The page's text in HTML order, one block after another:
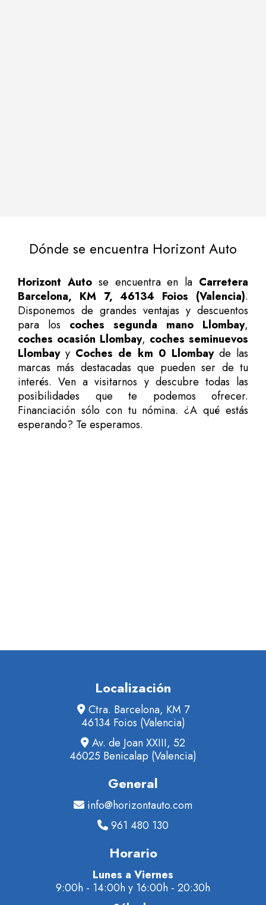
Dónde se encuentra Horizont Auto
Horizont Autose encuentra en la Carretera
Barcelona, KM 7, 46134 Foios (Valencia).
Disponemos de grandes ventajas y descuentos
para los coches segunda mano Llombay,
coches ocasión Llombay, coches seminuevos
Llombayy Coches de km 0 Llombayde las
marcas más destacadas que pueden ser de tu
interés. Ven a visitarnos y descubre todas las
posibilidades que te podemos ofrecer.
Financiación sólo con tu nómina. ¿A qué estás
esperando? Te esperamos.
Localización
Ctra. Barcelona, KM 7
46134 Foios (Valencia)
Av. de Joan XXIII, 52
46025 Benicalap (Valencia)
General
info@horizontauto.com
961 480 130
Horario
Lunes a Viernes
9:00h - 14:00h y 16:00h - 20:30h